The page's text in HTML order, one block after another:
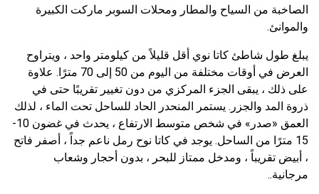
الصاخبة من السياح والمطار ومحلات السوبر ماركت الكبيرة
والموانئ.
يبلغ طول شاطئ كاتا نوي أقل قليلاً من كيلومتر واحد ، ويتراوح
العرض في أوقات مختلفة من اليوم من 50 إلى 70 مترًا. علاوة
على ذلك ، يبقى الجزء المركزي من دون تغيير تقريبًا حتى في
ذروة المد والجزر. يستمر المنحدر الحاد للساحل تحت الماء ، لذلك
العمق «صدر» في شخص متوسط ​​الارتفاع ، يحدث في غضون 10-
15 مترًا من الساحل. يوجد في كاتا نوح رمل ناعم جداً ، أصفر فاتح
، أبيض تقريباً ، ومدخل ممتاز للبحر ، بدون أحجار وشعاب
مرجانية..